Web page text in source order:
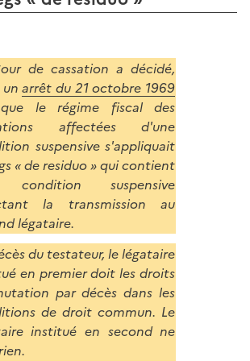
de cassation a décidé,
unarrêt du 21 octobre 1969
le régime fiscal des
affectées d'une
suspensive s'appliquait
« de residuo » qui contient
condition suspensive
la transmission au
légataire.
du testateur, le légataire
en premier doit les droits
par décès dans les
de droit commun. Le
institué en second ne